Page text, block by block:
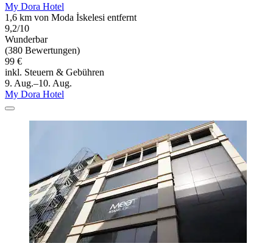
My Dora Hotel
1,6 km von Moda İskelesi entfernt
9,2/10
Wunderbar
(380 Bewertungen)
99 €
inkl. Steuern & Gebühren
9. Aug.–10. Aug.
My Dora Hotel